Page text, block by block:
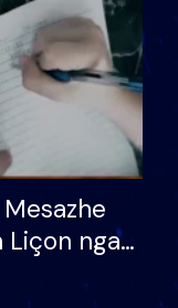
Liçon nga